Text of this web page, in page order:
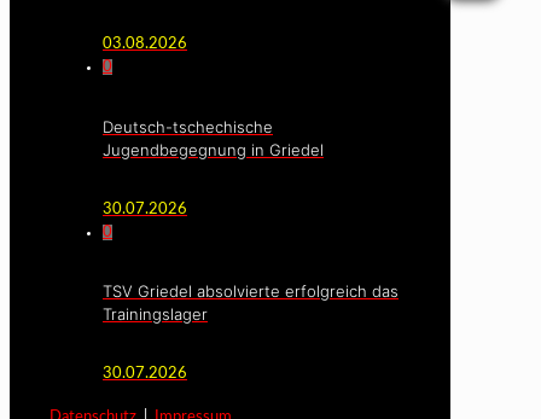
03.08.2026
0
Deutsch-tschechische
Jugendbegegnung in Griedel
30.07.2026
0
TSV Griedel absolvierte erfolgreich das
Trainingslager
30.07.2026